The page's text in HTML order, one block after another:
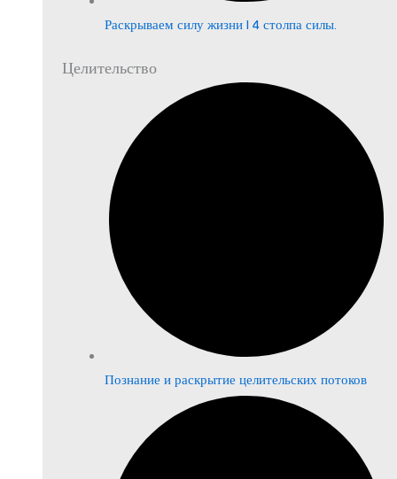
Раскрываем силу жизни | 4 столпа силы.
Целительство
Познание и раскрытие целительских потоков